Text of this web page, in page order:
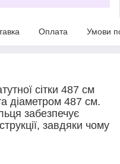
Оплата Умови
сітки 487 см
діаметром 487 см.
забезпечує
завдяки чому